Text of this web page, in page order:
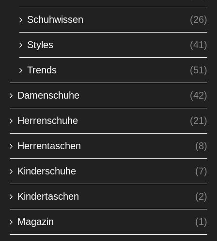
Schuhwissen (26)
Styles (41)
Trends (51)
Damenschuhe (42)
Herrenschuhe (21)
Herrentaschen (8)
Kinderschuhe (7)
Kindertaschen (2)
Magazin (1)